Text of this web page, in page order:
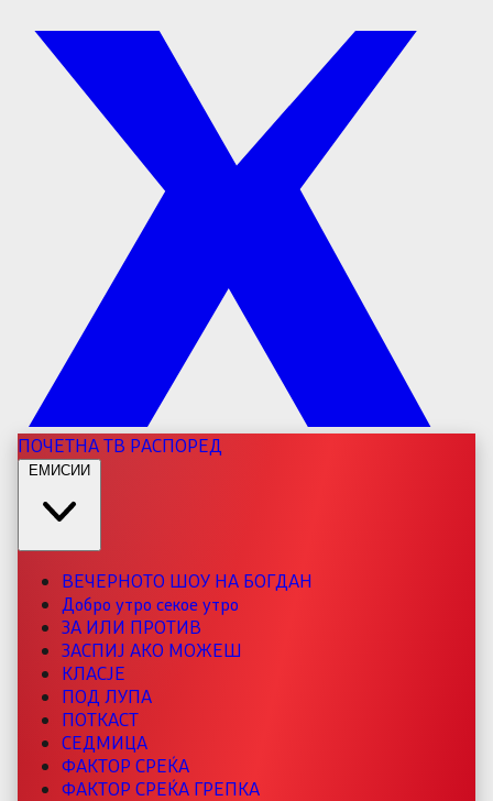
ПОЧЕТНАТВ РАСПОРЕД
ЕМИСИИ
ВЕЧЕРНОТО ШОУ НА БОГДАН
Добро утро секое утро
ЗА ИЛИ ПРОТИВ
ЗАСПИЈ АКО МОЖЕШ
КЛАСЈЕ
ПОД ЛУПА
ПОТКАСТ
СЕДМИЦА
ФАКТОР СРЕЌА
ФАКТОР СРЕЌА ГРЕПКА